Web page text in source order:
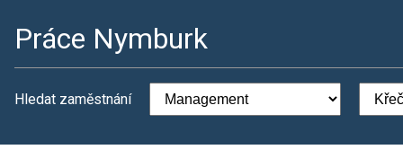
Práce Nymburk
Hledat zaměstnání